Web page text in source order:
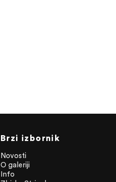
Brzi izbornik
Novosti
O galeriji
Info